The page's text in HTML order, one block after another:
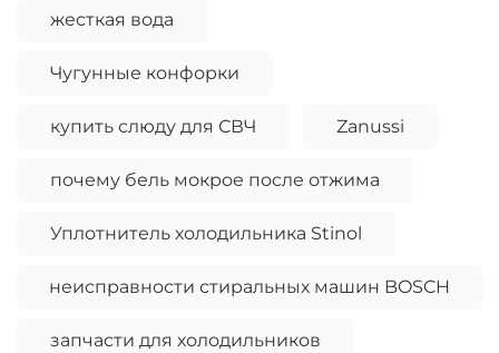
жесткая вода
Чугунные конфорки
купить слюду для СВЧ Zanussi
почему бель мокрое после отжима
Уплотнитель холодильника Stinol
неисправности стиральных машин BOSCH
запчасти для холодильников